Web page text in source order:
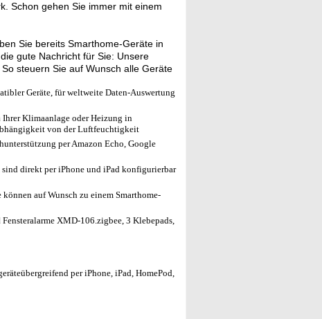
Schon gehen Sie immer mit einem
Sie bereits Smarthome-Geräte in
gute Nachricht für Sie: Unsere
steuern Sie auf Wunsch alle Geräte
Geräte, für weltweite Daten-Auswertung
Klimaanlage oder Heizung in
von der Luftfeuchtigkeit
per Amazon Echo, Google
direkt per iPhone und iPad konfigurierbar
auf Wunsch zu einem Smarthome-
XMD-106.zigbee, 3 Klebepads,
per iPhone, iPad, HomePod,